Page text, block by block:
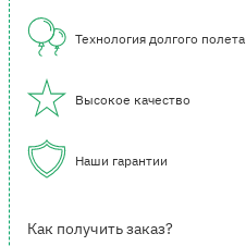
Технология долгого полета
Высокое качество
Наши гарантии
Как получить заказ?